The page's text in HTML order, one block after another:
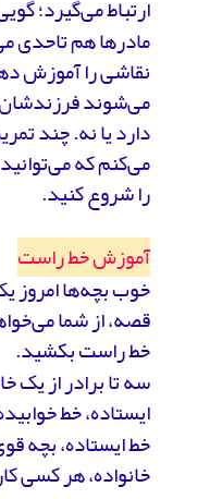
ارتباط می‌گیرد؛
مادرها هم تاحدی
نقاشی را آموزش
می‌شوند
دارد یا نه. چند
می‌کنم که
را شروع کنید.
آموزش خط راست
خوب بچه‌ها امروز
قصه، از شما
خط راست بکشید.
سه تا برادر از یک
ایستاده، خط
خط ایستاده، بچه
خانواده، هر کسی